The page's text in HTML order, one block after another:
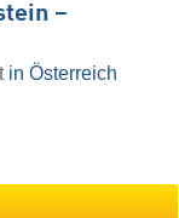
–
in Österreich